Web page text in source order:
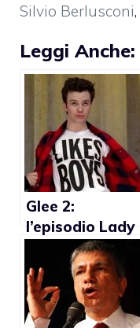
Silvio Berlusconi,
Leggi Anche:
Glee 2:
l’episodio Lady
Gaga troppo
gay per i
conservatori
americani